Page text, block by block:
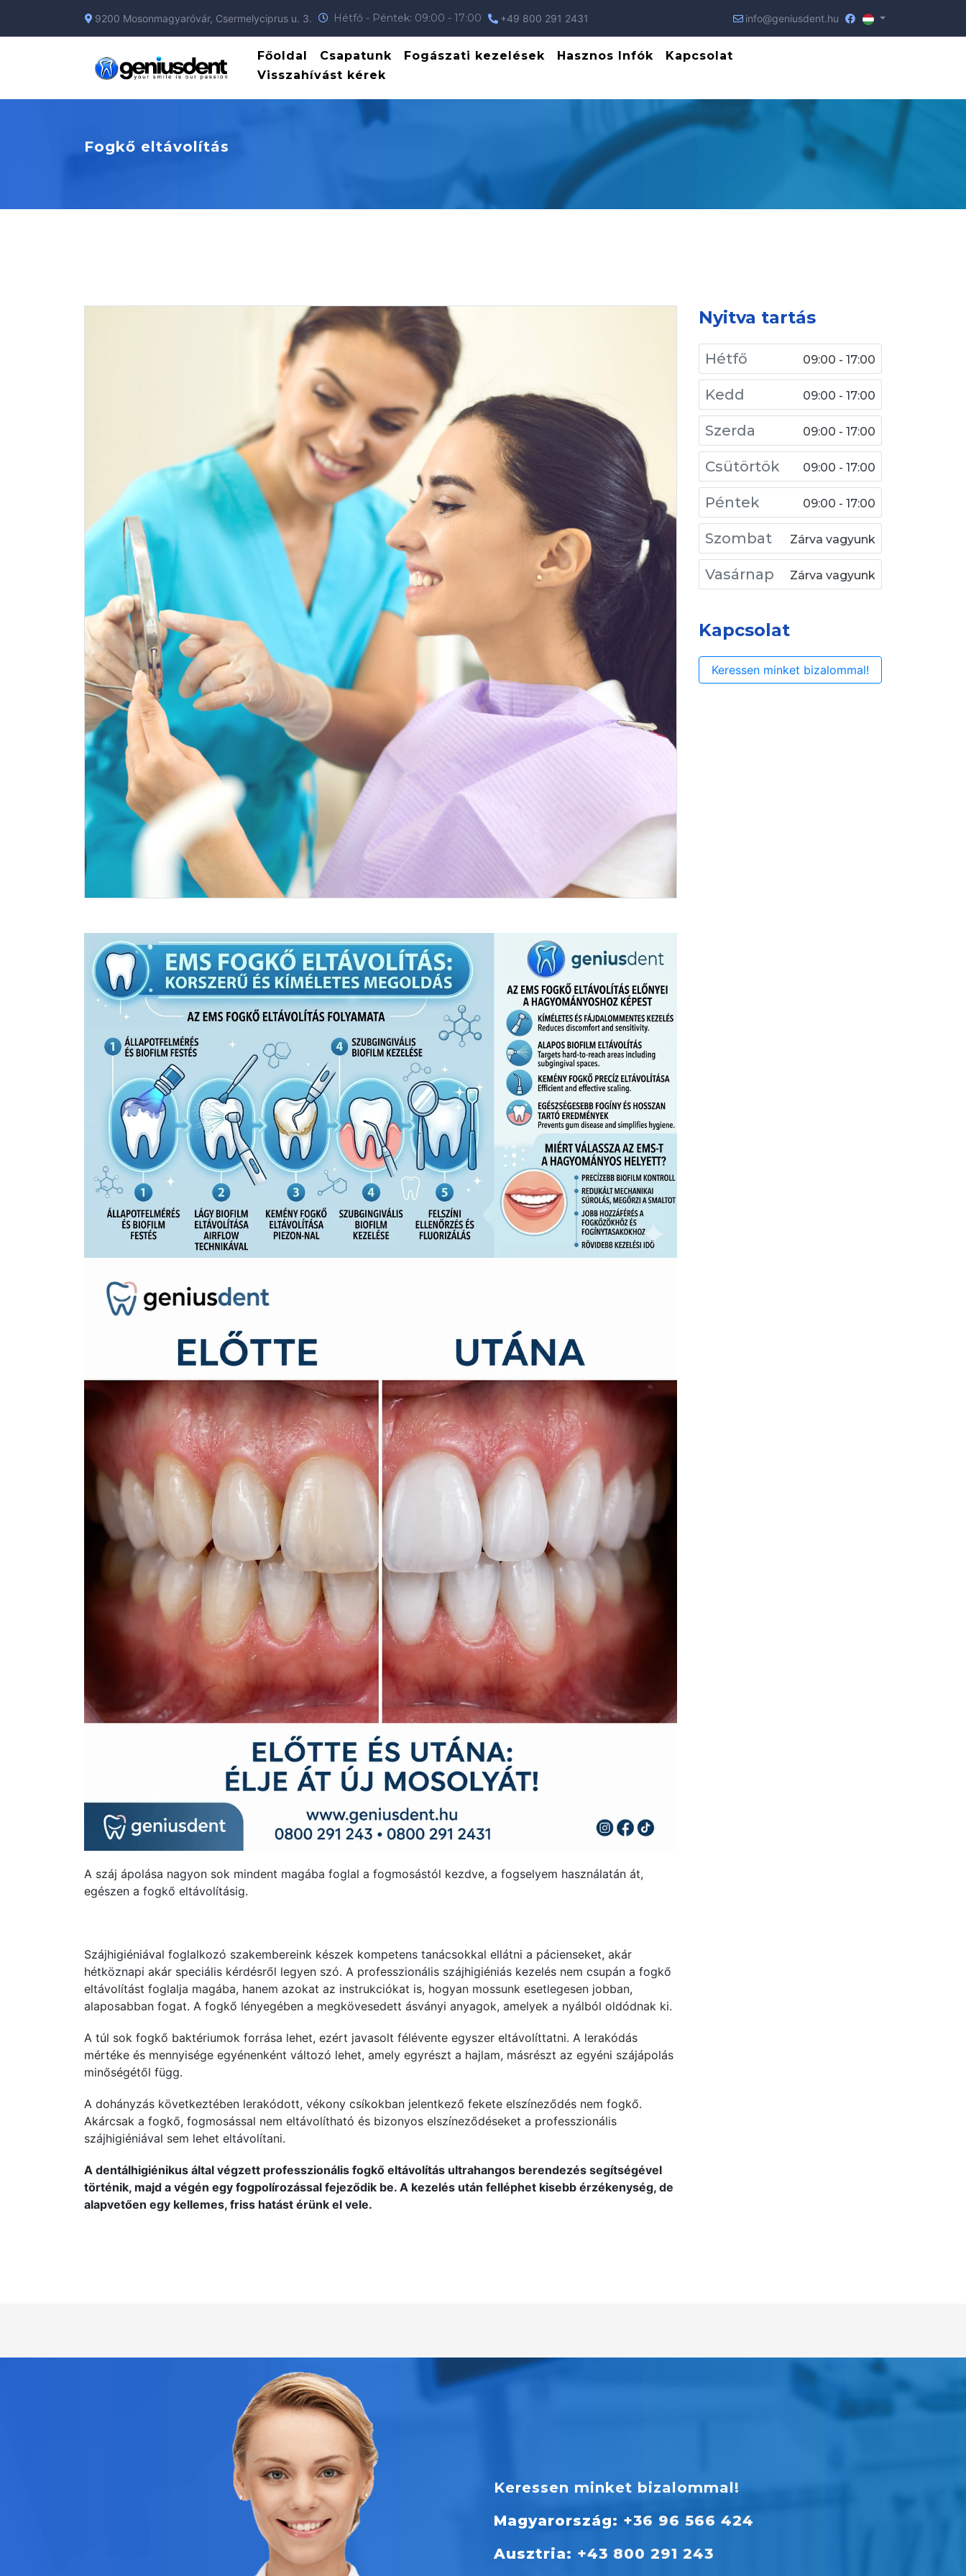
9200 Mosonmagyaróvár, Csermelyciprus u. 3. Hétfő - Péntek: 09:00 - 17:00 +49 800 291 2431 info@geniusdent.hu
Főoldal Csapatunk Fogászati kezelések Hasznos Infók
Kapcsolat
Visszahívást kérek
Fogkő eltávolítás
A száj ápolása nagyon sok mindent magába foglal a fogmosástól kezdve, a fogselyem használatán át,
egészen a fogkő eltávolításig.
Szájhigiéniával foglalkozó szakembereink készek kompetens tanácsokkal ellátni a pácienseket, akár
hétköznapi akár speciális kérdésről legyen szó. A professzionális szájhigiéniás kezelés nem csupán a fogkő
eltávolítást foglalja magába, hanem azokat az instrukciókat is, hogyan mossunk esetlegesen jobban,
alaposabban fogat. A fogkő lényegében a megkövesedett ásványi anyagok, amelyek a nyálból oldódnak ki.
A túl sok fogkő baktériumok forrása lehet, ezért javasolt félévente egyszer eltávolíttatni. A lerakódás
mértéke és mennyisége egyénenként változó lehet, amely egyrészt a hajlam, másrészt az egyéni szájápolás
minőségétől függ.
A dohányzás következtében lerakódott, vékony csíkokban jelentkező fekete elszíneződés nem fogkő.
Akárcsak a fogkő, fogmosással nem eltávolítható és bizonyos elszíneződéseket a professzionális
szájhigiéniával sem lehet eltávolítani.
A dentálhigiénikus által végzett professzionális fogkő eltávolítás ultrahangos berendezés segítségével
történik, majd a végén egy fogpolírozással fejeződik be. A kezelés után felléphet kisebb érzékenység, de
alapvetően egy kellemes, friss hatást érünk el vele.
Nyitva tartás
Hétfő 09:00 - 17:00
Kedd 09:00 - 17:00
Szerda 09:00 - 17:00
Csütörtök 09:00 - 17:00
Péntek 09:00 - 17:00
Szombat Zárva vagyunk
Vasárnap Zárva vagyunk
Kapcsolat
Keressen minket bizalommal!
Keressen minket bizalommal!
Magyarország: +36 96 566 424
Ausztria: +43 800 291 243